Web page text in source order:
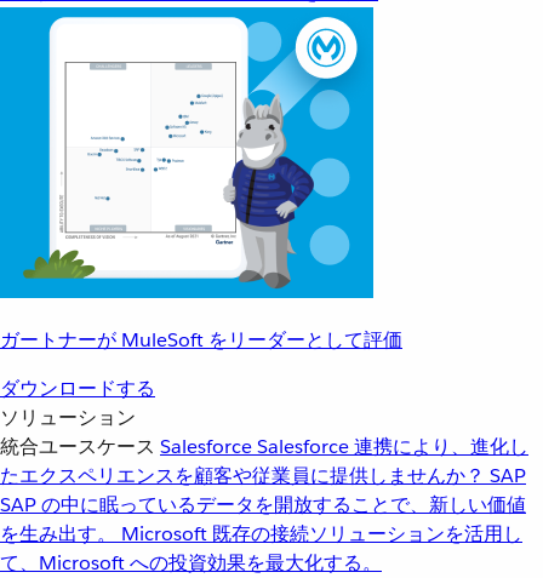
ガートナーが MuleSoft をリーダーとして評価
ダウンロードする
ソリューション
統合ユースケース SalesforceSalesforce 連携により、進化し
たエクスペリエンスを顧客や従業員に提供しませんか？ SAP
SAP の中に眠っているデータを開放することで、新しい価値
を生み出す。
Microsoft 既存の接続ソリューションを活用し
て、Microsoft への投資効果を最大化する。